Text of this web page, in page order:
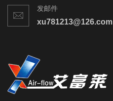
发邮件
xu781213@126.com